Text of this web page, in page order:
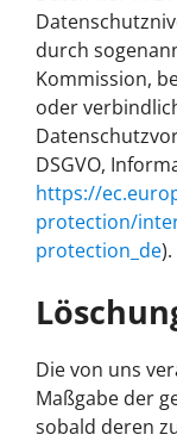
durch
Kommission,
oder
DSGVO,
https://
protection/
protection_de).
Die von uns
Maßgabe der
sobald deren